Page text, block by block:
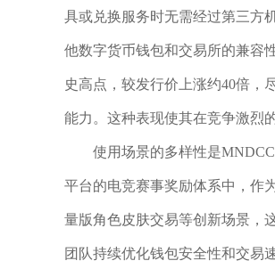
具或兑换服务时无需经过第三方
他数字货币钱包和交易所的兼容
史高点，较发行价上涨约40倍，
能力。这种表现使其在竞争激烈
使用场景的多样性是
平台的电竞赛事奖励体系中，作
量版角色皮肤交易等创新场景，
团队持续优化钱包安全性和交易